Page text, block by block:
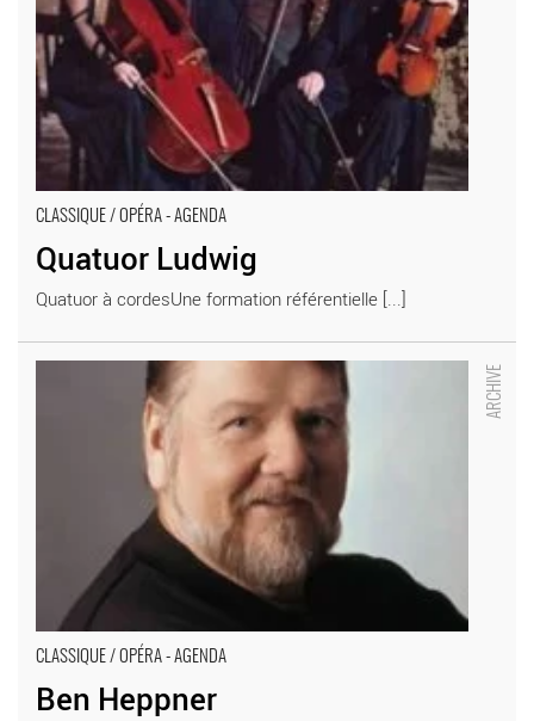
CLASSIQUE / OPÉRA - AGENDA
Quatuor Ludwig
Quatuor à cordesUne formation référentielle [...]
CLASSIQUE / OPÉRA - AGENDA
Ben Heppner
Ben Heppner - Critique sortie Classique / Opéra